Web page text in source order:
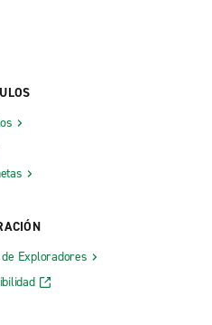
Exploradores